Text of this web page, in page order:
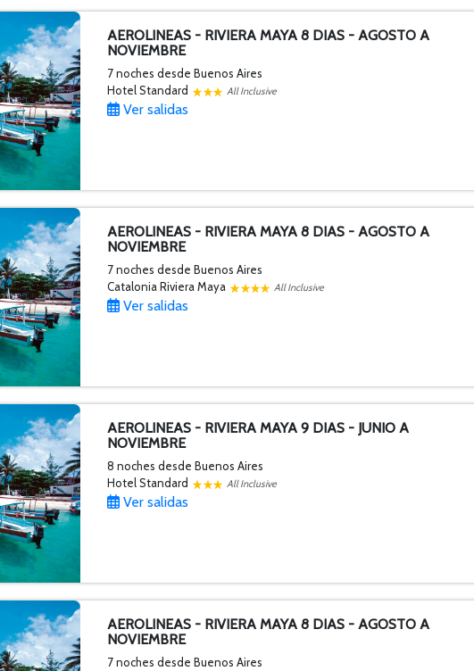
AEROLINEAS - RIVIERA MAYA 8 DIAS - AGOSTO A
NOVIEMBRE
7 noches desde Buenos Aires
Hotel Standard
All Inclusive
Ver salidas
AEROLINEAS - RIVIERA MAYA 8 DIAS - AGOSTO A
NOVIEMBRE
7 noches desde Buenos Aires
Catalonia Riviera Maya
All Inclusive
Ver salidas
AEROLINEAS - RIVIERA MAYA 9 DIAS - JUNIO A
NOVIEMBRE
8 noches desde Buenos Aires
Hotel Standard
All Inclusive
Ver salidas
AEROLINEAS - RIVIERA MAYA 8 DIAS - AGOSTO A
NOVIEMBRE
7 noches desde Buenos Aires